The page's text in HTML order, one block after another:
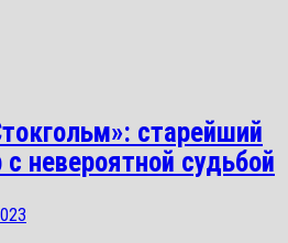
старейший
невероятной судьбой